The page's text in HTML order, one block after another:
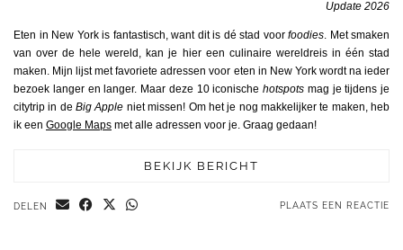
Update 2026
Eten in New York is fantastisch, want dit is dé stad voor foodies. Met smaken
van over de hele wereld, kan je hier een culinaire wereldreis in één stad
maken. Mijn lijst met favoriete adressen voor eten in New York wordt na ieder
bezoek langer en langer. Maar deze 10 iconische hotspots mag je tijdens je
citytrip in deBig Apple niet missen! Om het je nog makkelijker te maken, heb
ik een Google Maps met alle adressen voor je. Graag gedaan!
BEKIJK BERICHT
DELEN PLAATS EEN REACTIE